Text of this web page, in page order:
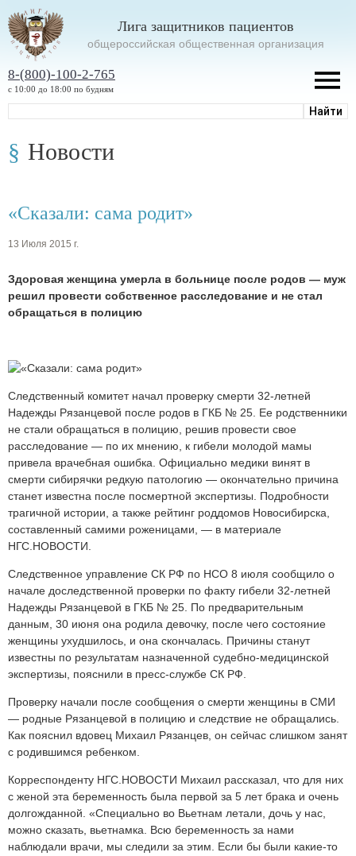
Лига защитников пациентов
oбщероссийская общественная организация
8-(800)-100-2-765
с 10:00 до 18:00 по будням
Новости
«Сказали: сама родит»
13 Июля 2015 г.
Здоровая женщина умерла в больнице после родов — муж
решил провести собственное расследование и не стал
обращаться в полицию
Следственный комитет начал проверку смерти 32-летней
Надежды Рязанцевой после родов в ГКБ № 25. Ее родственники
не стали обращаться в полицию, решив провести свое
расследование — по их мнению, к гибели молодой мамы
привела врачебная ошибка. Официально медики винят в
смерти сибирячки редкую патологию — окончательно причина
станет известна после посмертной экспертизы. Подробности
трагичной истории, а также рейтинг роддомов Новосибирска,
составленный самими роженицами, — в материале
НГС.НОВОСТИ.
Следственное управление СК РФ по НСО 8 июля сообщило о
начале доследственной проверки по факту гибели 32-летней
Надежды Рязанцевой в ГКБ № 25. По предварительным
данным, 30 июня она родила девочку, после чего состояние
женщины ухудшилось, и она скончалась. Причины станут
известны по результатам назначенной судебно-медицинской
экспертизы, пояснили в пресс-службе СК РФ.
Проверку начали после сообщения о смерти женщины в СМИ
— родные Рязанцевой в полицию и следствие не обращались.
Как пояснил вдовец Михаил Рязанцев, он сейчас слишком занят
с родившимся ребенком.
Корреспонденту НГС.НОВОСТИ Михаил рассказал, что для них
с женой эта беременность была первой за 5 лет брака и очень
долгожданной. «Специально во Вьетнам летали, дочь у нас,
можно сказать, вьетнамка. Всю беременность за нами
наблюдали врачи, мы следили за этим. Если бы были какие-то